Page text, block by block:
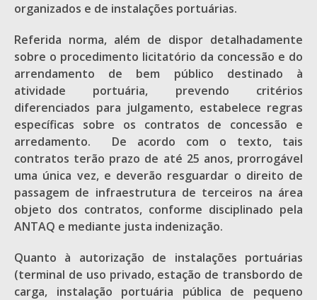
organizados e de instalações portuárias.
Referida norma, além de dispor detalhadamente
sobre o procedimento licitatório da concessão e do
arrendamento de bem público destinado à
atividade portuária, prevendo critérios
diferenciados para julgamento, estabelece regras
específicas sobre os contratos de concessão e
arredamento. De acordo com o texto, tais
contratos terão prazo de até 25 anos, prorrogável
uma única vez, e deverão resguardar o direito de
passagem de infraestrutura de terceiros na área
objeto dos contratos, conforme disciplinado pela
ANTAQ e mediante justa indenização.
Quanto à autorização de instalações portuárias
(terminal de uso privado, estação de transbordo de
carga, instalação portuária pública de pequeno